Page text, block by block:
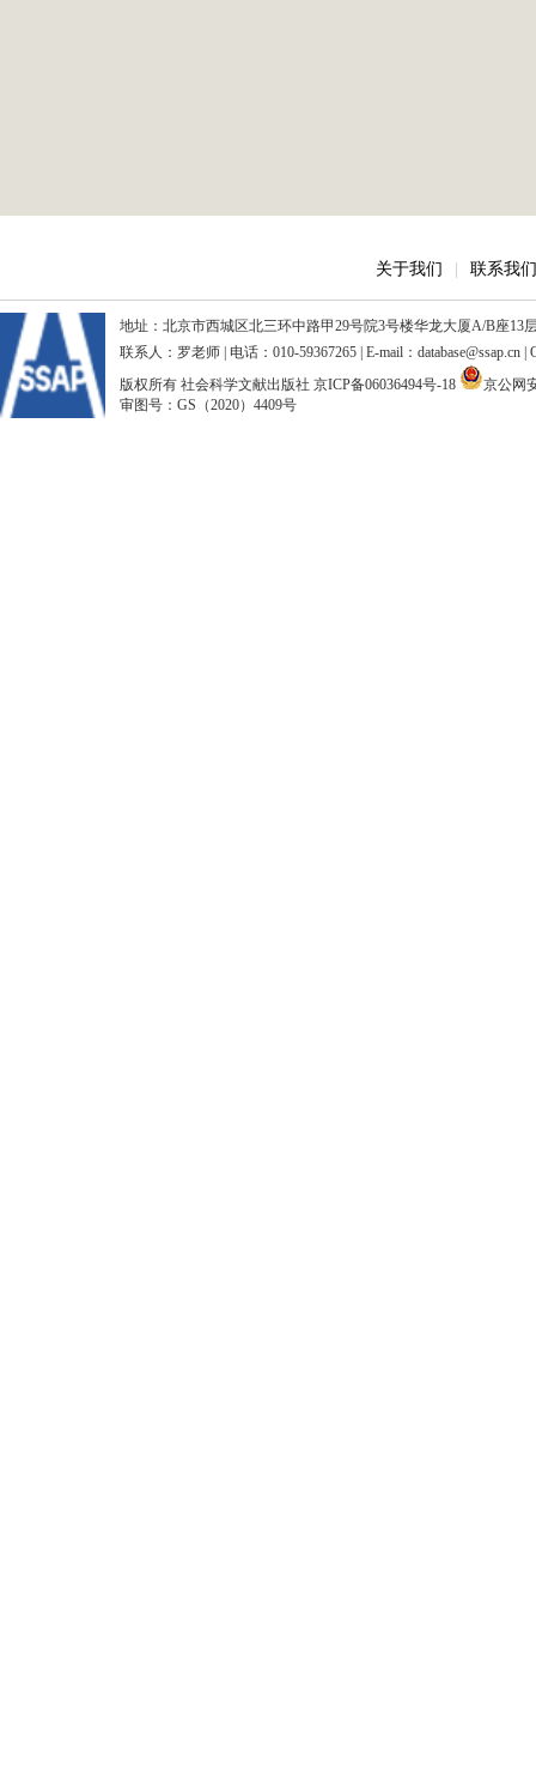
关于我们 联系我们
地址：北京市西城区北三环中路甲29号院3号楼华龙大厦A/B座13
联系人：罗老师 | 电话：010-59367265 | E-mail：database@ssap.cn
版权所有 社会科学文献出版社 京ICP备06036494号-18
京公网
审图号：GS（2020）4409号